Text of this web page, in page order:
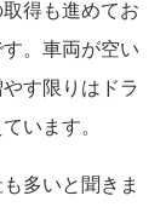
得も進めてお
。車両が空い
す限りはドラ
います。
多いと聞きま